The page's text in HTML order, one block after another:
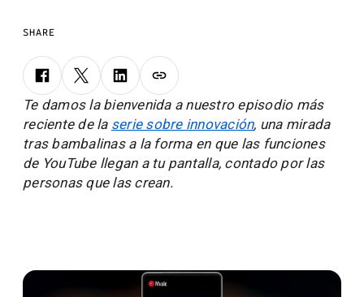
SHARE
Te damos la bienvenida a nuestro episodio más
reciente de la serie sobre innovación, una mirada
tras bambalinas a la forma en que las funciones
de YouTube llegan a tu pantalla, contado por las
personas que las crean.